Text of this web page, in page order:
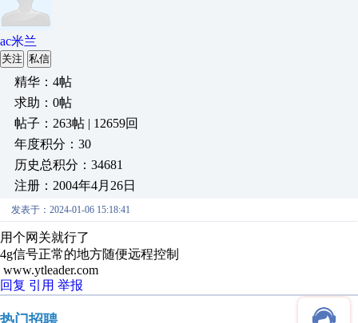
ac米兰
关注 私信
精华：4帖
求助：0帖
帖子：263帖 | 12659回
年度积分：30
历史总积分：34681
注册：2004年4月26日
发表于：2024-01-06 15:18:41
用个网关就行了
4g信号正常的地方随便远程控制
www.ytleader.com
回复 引用 举报